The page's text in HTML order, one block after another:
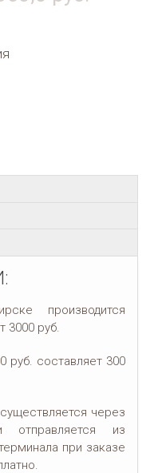
производится
3000 руб.
руб. составляет 300
через
отправляется из
при заказе